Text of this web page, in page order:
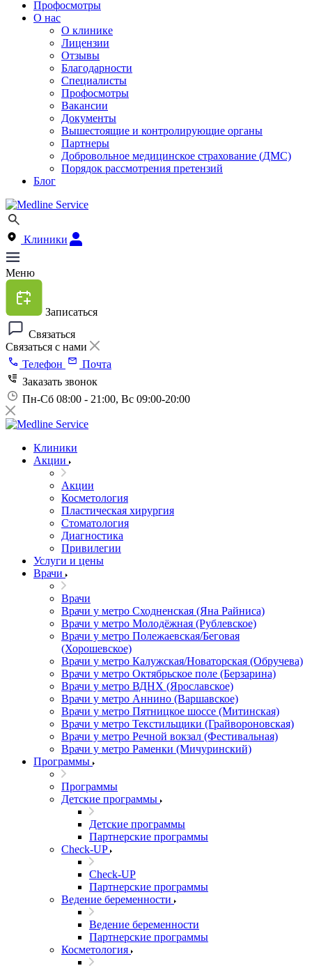
Профосмотры
О нас
О клинике
Лицензии
Отзывы
Благодарности
Специалисты
Профосмотры
Вакансии
Документы
Вышестоящие и контролирующие органы
Партнеры
Добровольное медицинское страхование (ДМС)
Порядок рассмотрения претензий
Блог
Клиники
Меню
Записаться
Связаться
Связаться с нами
Телефон
Почта
Заказать звонок
Пн-Сб 08:00 - 21:00, Вс 09:00-20:00
Клиники
Акции
Акции
Косметология
Пластическая хирургия
Стоматология
Диагностика
Привилегии
Услуги и цены
Врачи
Врачи
Врачи у метро Сходненская (Яна Райниса)
Врачи у метро Молодёжная (Рублевское)
Врачи у метро Полежаевская/Беговая
(Хорошевское)
Врачи у метро Калужская/Новаторская (Обручева)
Врачи у метро Октябрьское поле (Берзарина)
Врачи у метро ВДНХ (Ярославское)
Врачи у метро Аннино (Варшавское)
Врачи у метро Пятницкое шоссе (Митинская)
Врачи у метро Текстильщики (Грайвороновская)
Врачи у метро Речной вокзал (Фестивальная)
Врачи у метро Раменки (Мичуринский)
Программы
Программы
Детские программы
Детские программы
Партнерские программы
Check-UP
Check-UP
Партнерские программы
Ведение беременности
Ведение беременности
Партнерские программы
Косметология